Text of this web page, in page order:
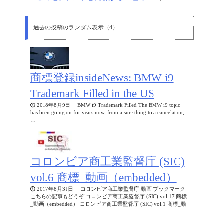
過去の投稿のランダム表示（4）
商標登録insideNews: BMW i9
Trademark Filled in the US
2018年8月9日 BMW i9 Trademark Filled The BMW i9 topic
has been going on for years now, from a sure thing to a cancelation,
コロンビア商工業監督庁 (SIC)
vol.6 商標_動画（embedded）
2017年8月31日 コロンビア商工業監督庁 動画 ブックマーク
こちらの記事もどうぞ コロンビア商工業監督庁 (SIC) vol.17 商標
_動画（embedded） コロンビア商工業監督庁 (SIC) vol.1 商標_動